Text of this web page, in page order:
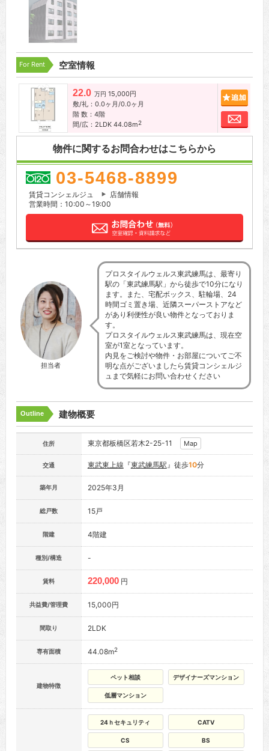
For Rent 空室情報
22.0 万円 15,000円
敷/礼：0.0ヶ月/0.0ヶ月
階 数：4階
間/広：2LDK 44.08m2
お問
物件に関するお問合わせはこちらから
03-5468-8899
賃貸コンシェルジュ
店舗情報
営業時間：10:00～19:00
担当者
プロスタイルウェルス東武練馬は、最寄り
駅の「東武練馬駅」から徒歩で10分になり
ます。また、宅配ボックス、駐輪場、24
時間ゴミ置き場、近隣スーパーストアなど
があり利便性が良い物件となっておりま
す。
プロスタイルウェルス東武練馬は、現在空
室が1室となっています。
内見をご検討や物件・お部屋についてご不
明な点がございましたら賃貸コンシェルジ
ュまで気軽にお問い合わせください
Outline 建物概要
住所 東京都板橋区若木2-25-11 Map
交通 東武東上線 『東武練馬駅』徒歩10分
築年月 2025年3月
総戸数 15戸
階建 4階建
種別/構造 -
賃料 220,000 円
共益費/管理費 15,000円
間取り 2LDK
専有面積 44.08m2
建物特徴
ペット相談 デザイナーズマンション
低層マンション
24ｈセキュリティ CATV
CS BS